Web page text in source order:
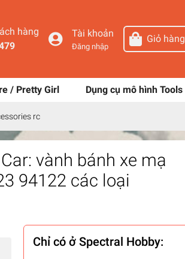
hàng
Tài khoản
Đăng nhập
Giỏ hàng
/ Pretty Girl Dụng cụ mô hình Tools
rc
vành bánh xe mạ
94122 các loại
Chỉ có ở Spectral Hobby: